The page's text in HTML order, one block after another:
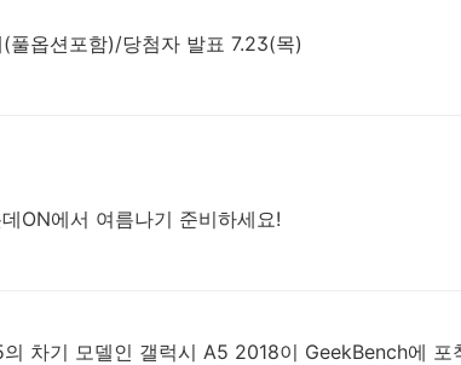
풀옵션포함)/당첨자 발표 7.23(목)
ON에서 여름나기 준비하세요!
차기 모델인 갤럭시 A5 2018이 GeekBench에 포